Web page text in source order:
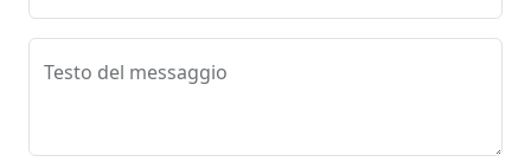
Testo del messaggio